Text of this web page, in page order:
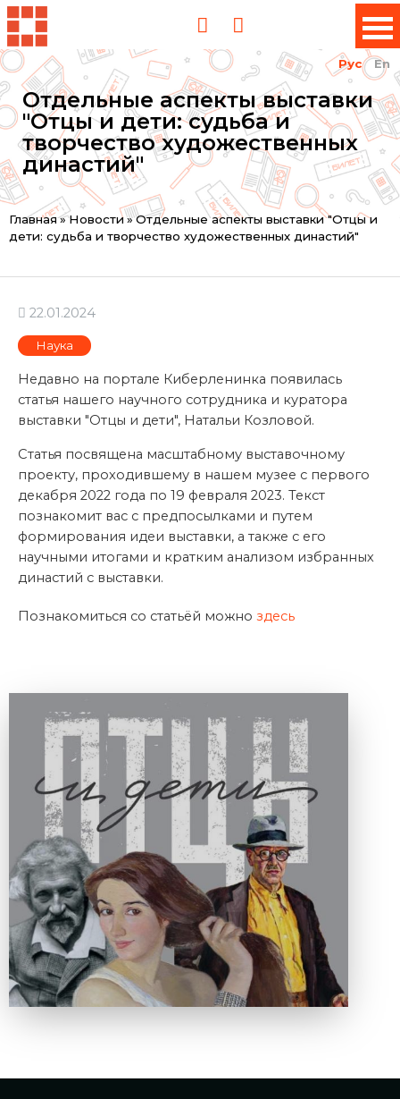
Рус En
Отдельные аспекты выставки
"Отцы и дети: судьба и
творчество художественных
династий"
Вы
здесь
Главная »Новости»Отдельные аспекты выставки "Отцы и
дети: судьба и творчество художественных династий"
22.01.2024
Наука
Недавно на портале Киберленинка появилась
статья нашего научного сотрудника и куратора
выставки "Отцы и дети", Натальи Козловой.
Статья посвящена масштабному выставочному
проекту, проходившему в нашем музее с первого
декабря 2022 года по 19 февраля 2023. Текст
познакомит вас с предпосылками и путем
формирования идеи выставки, а также с его
научными итогами и кратким анализом избранных
династий с выставки.
Познакомиться со статьёй можно здесь